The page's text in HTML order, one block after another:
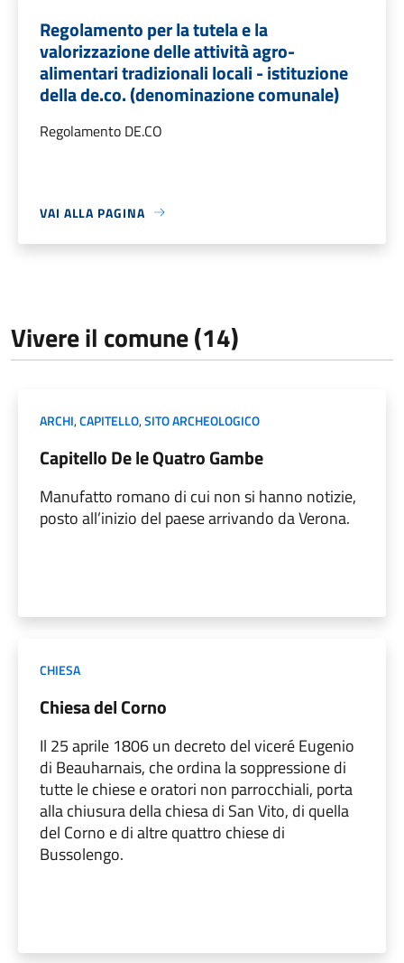
Regolamento per la tutela e la
valorizzazione delle attività agro-
alimentari tradizionali locali - istituzione
della de.co. (denominazione comunale)
Regolamento DE.CO
VAI ALLA PAGINA
Vivere il comune (14)
ARCHI,CAPITELLO,SITO ARCHEOLOGICO
Capitello De le Quatro Gambe
Manufatto romano di cui non si hanno notizie,
posto all’inizio del paese arrivando da Verona.
CHIESA
Chiesa del Corno
Il 25 aprile 1806 un decreto del viceré Eugenio
di Beauharnais, che ordina la soppressione di
tutte le chiese e oratori non parrocchiali, porta
alla chiusura della chiesa di San Vito, di quella
del Corno e di altre quattro chiese di
Bussolengo.